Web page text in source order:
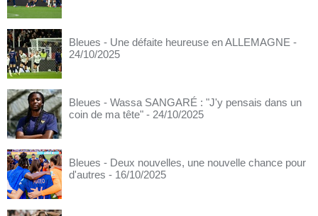
Bleues - Une défaite heureuse en ALLEMAGNE -
24/10/2025
Bleues - Wassa SANGARÉ : "J'y pensais dans un
coin de ma tête" - 24/10/2025
Bleues - Deux nouvelles, une nouvelle chance pour
d'autres - 16/10/2025